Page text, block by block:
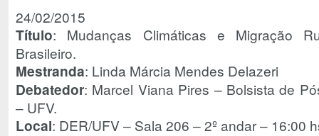
24/02/2015
Título: Mudanças Climáticas e Migração
Brasileiro.
Mestranda: Linda Márcia Mendes Delazeri
Debatedor: Marcel Viana Pires – Bolsista de
– UFV.
Local: DER/UFV – Sala 206 – 2º andar – 16:00